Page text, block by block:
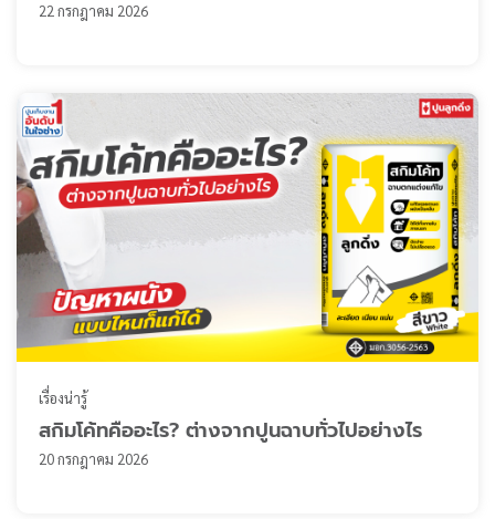
22 กรกฎาคม 2026
เรื่องน่ารู้
สกิมโค้ทคืออะไร? ต่างจากปูนฉาบทั่วไปอย่างไร
20 กรกฎาคม 2026